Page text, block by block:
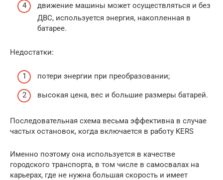
движение машины может осуществляться и без
ДВС, используется энергия, накопленная в
батарее.
Недостатки:
потери энергии при преобразовании;
высокая цена, вес и большие размеры батарей.
Последовательная схема весьма эффективна в случае
частых остановок, когда включается в работу KERS
Именно поэтому она используется в качестве
городского транспорта, в том числе в самосвалах на
карьерах, где не нужна большая скорость и имеет